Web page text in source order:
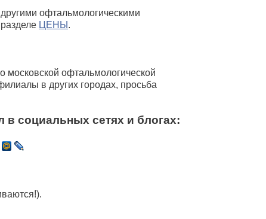
офтальмологическими
ЦЕНЫ .
офтальмологической
в других городах, просьба
социальных сетях и блогах: